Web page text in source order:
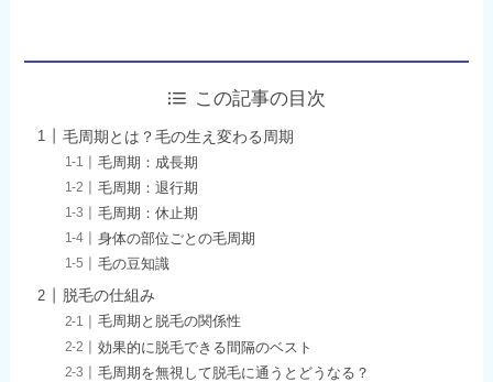
この記事の目次
毛周期とは？毛の生え変わる周期
毛周期：成長期
毛周期：退行期
毛周期：休止期
身体の部位ごとの毛周期
毛の豆知識
脱毛の仕組み
毛周期と脱毛の関係性
効果的に脱毛できる間隔のベスト
毛周期を無視して脱毛に通うとどうなる？